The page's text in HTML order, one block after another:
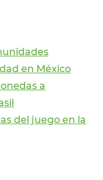
en México
a
del juego en la